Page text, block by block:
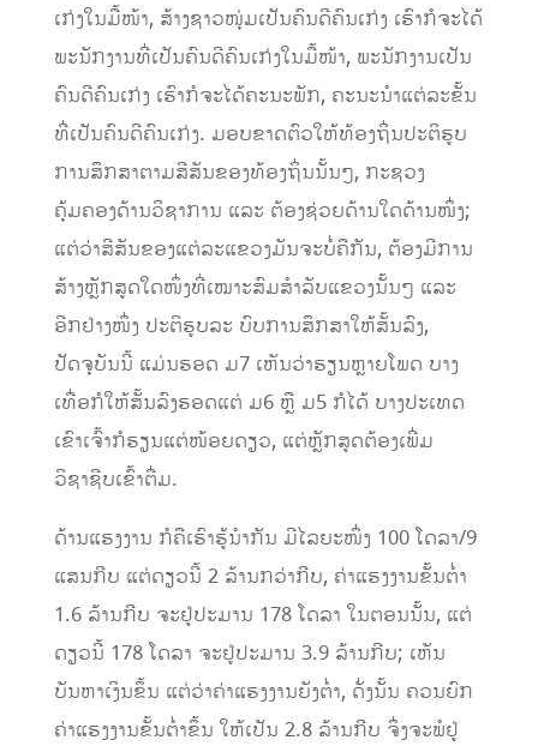
ເກ່ງໃນມື້ໜ້າ, ສ້າງຊາວໜຸ່ມເປັນຄົນດີຄົນເກ່ງ ເຮົາກໍຈະໄດ້
ພະນັກງານທີ່ເປັນຄົນດີຄົນເກ່ງໃນມື້ໜ້າ, ພະນັກງານເປັນ
ຄົນດີຄົນເກ່ງ ເຮົາກໍຈະໄດ້ຄະນະພັກ, ຄະນະນໍາແຕ່ລະຂັ້ນ
ທີ່ເປັນຄົນດີຄົນເກ່ງ. ມອບຂາດຕົວໃຫ້ທ້ອງຖິ່ນປະຕິຮູບ
ການສຶກສາຕາມສີສັນຂອງທ້ອງຖິ່ນນັ້ນໆ, ກະຊວງ
ຄຸ້ມຄອງດ້ານວິຊາການ ແລະ ຕ້ອງຊ່ວຍດ້ານໃດດ້ານໜຶ່ງ;
ແຕ່ວ່າສີສັນຂອງແຕ່ລະແຂວງມັນຈະບໍ່ຄືກັນ, ຕ້ອງມີການ
ສ້າງຫຼັກສູດໃດໜຶ່ງທີ່ເໝາະສົມສຳລັບແຂວງນັ້ນໆ ແລະ
ອີກຢ່າງໜຶ່ງ ປະຕິຮູບລະ ບົບການສຶກສາໃຫ້ສັ້ນລົງ,
ປັດຈຸບັນນີ້ ແມ່ນຮອດ ມ7 ເຫັນວ່າຮຽນຫຼາຍໂພດ ບາງ
ເທື່ອກໍໃຫ້ສັ້ນລົງຮອດແຕ່ ມ6 ຫຼື ມ5 ກໍໄດ້ ບາງປະເທດ
ເຂົາເຈົ້າກໍຮຽນແຕ່ໜ້ອຍດຽວ, ແຕ່ຫຼັກສູດຕ້ອງເພີ່ມ
ວິຊາຊີບເຂົ້າຕື່ມ.
ດ້ານແຮງງານ ກໍຄືເຮົາຮູ້ນໍາກັນ ມີໄລຍະໜຶ່ງ 100 ໂດລາ/9
ແສນກີບ ແຕ່ດຽວນີ້ 2 ລ້ານກວ່າກີບ, ຄ່າແຮງງານຂັ້ນຕໍ່າ
1.6 ລ້ານກີບ ຈະຢູ່ປະມານ 178 ໂດລາ ໃນຕອນນັ້ນ, ແຕ່
ດຽວນີ້ 178 ໂດລາ ຈະຢູ່ປະມານ 3.9 ລ້ານກີບ; ເຫັນ
ບັນຫາເງິນຂຶ້ນ ແຕ່ວ່າຄ່າແຮງງານຍັງຕໍ່າ, ດັ່ງນັ້ນ ຄວນຍົກ
ຄ່າແຮງງານຂັ້ນຕໍ່າຂຶ້ນ ໃຫ້ເປັນ 2.8 ລ້ານກີບ ຈຶ່ງຈະພໍຢູ່